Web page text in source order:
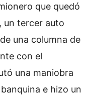
que quedó
un tercer auto
una columna de
con el
una maniobra
e hizo un